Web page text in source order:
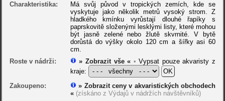
Charakteristika:
Má svůj původ v tropických zemích, kde se
vyskytuje jako několik metrů vysoký strom. Z
hladkého kmínku vyrůstají dlouhé řapíky s
paprskovitě složenými lesklými listy, které mohou
být jasně zelené nebo žlutě skvrnité. V bytě
dorůstá do výšky okolo 120 cm a šířky asi 60
cm.
Roste v nádrži:
» Zobrazit vše « •Vypsat pouze akvaristy z
kraje:
Zakoupeno:
» Zobrazit ceny v akvaristických obchodech
« (získáno z Výdajů v nádržích návštěvníků)